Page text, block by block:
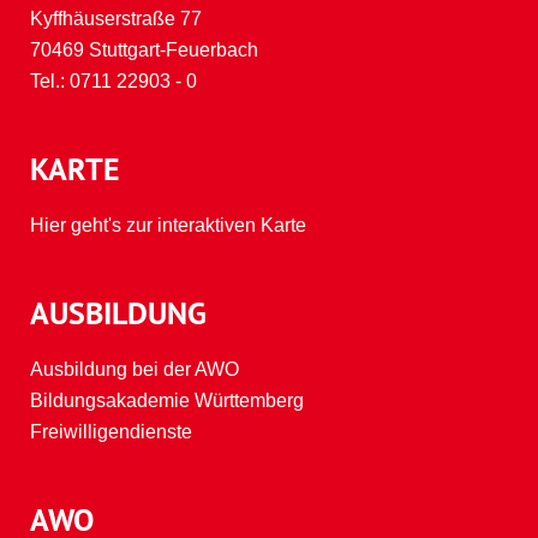
AUSBILDUNG
Ausbildung bei der AWO
Bildungsakademie Württemberg
Freiwilligendienste
AWO
Kyffhäuserstraße 77
70469 Stuttgart-Feuerbach
Tel.: 0711 22903 - 0
KARTE
Hier geht's zur interaktiven Karte